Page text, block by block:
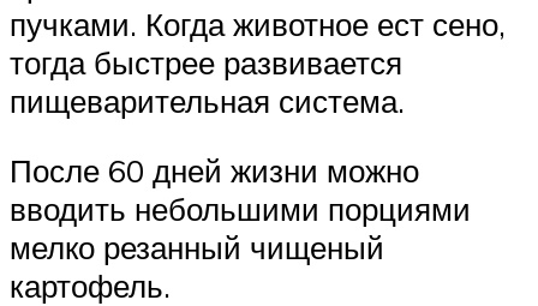
пучками. Когда животное ест сено,
тогда быстрее развивается
пищеварительная система.
После 60 дней жизни можно
вводить небольшими порциями
мелко резанный чищеный
картофель.